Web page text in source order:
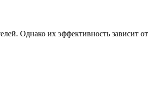
Однако их эффективность зависит